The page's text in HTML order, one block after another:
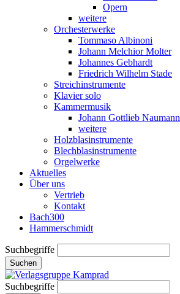
Opern
weitere
Orchesterwerke
Tommaso Albinoni
Johann Melchior Molter
Johannes Gebhardt
Friedrich Wilhelm Stade
Streichinstrumente
Klavier solo
Kammermusik
Johann Gottlieb Naumann
weitere
Holzblasinstrumente
Blechblasinstrumente
Orgelwerke
Aktuelles
Über uns
Vertrieb
Kontakt
Bach300
Hammerschmidt
Suchbegriffe
Suchen
Suchbegriffe